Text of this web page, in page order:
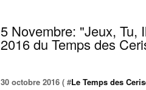
5 Novembre: "Jeux, Tu,
2016 du Temps des
30 octobre 2016 ( #Le Temps des